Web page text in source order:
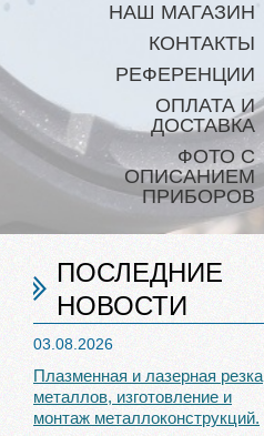
НАШ МАГАЗИН
КОНТАКТЫ
РЕФЕРЕНЦИИ
ОПЛАТА И
ДОСТАВКА
ФОТО С
ОПИСАНИЕМ
ПРИБОРОВ
ПОСЛЕДНИЕ
НОВОСТИ
03.08.2026
Плазменная и лазерная резка
металлов, изготовление и
монтаж металлоконструкций.